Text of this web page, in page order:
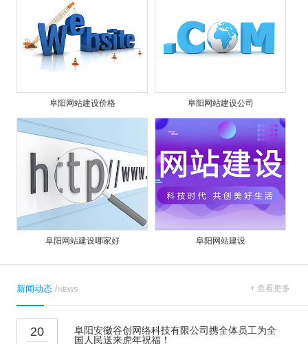
阜阳网站建设价格 阜阳网站建设公司
阜阳网站建设哪家好 阜阳网站建设
新闻动态 /NEWS + 查看更多
20
阜阳安徽谷创网络科技有限公司携全体员工为全
国人民送来虎年祝福！